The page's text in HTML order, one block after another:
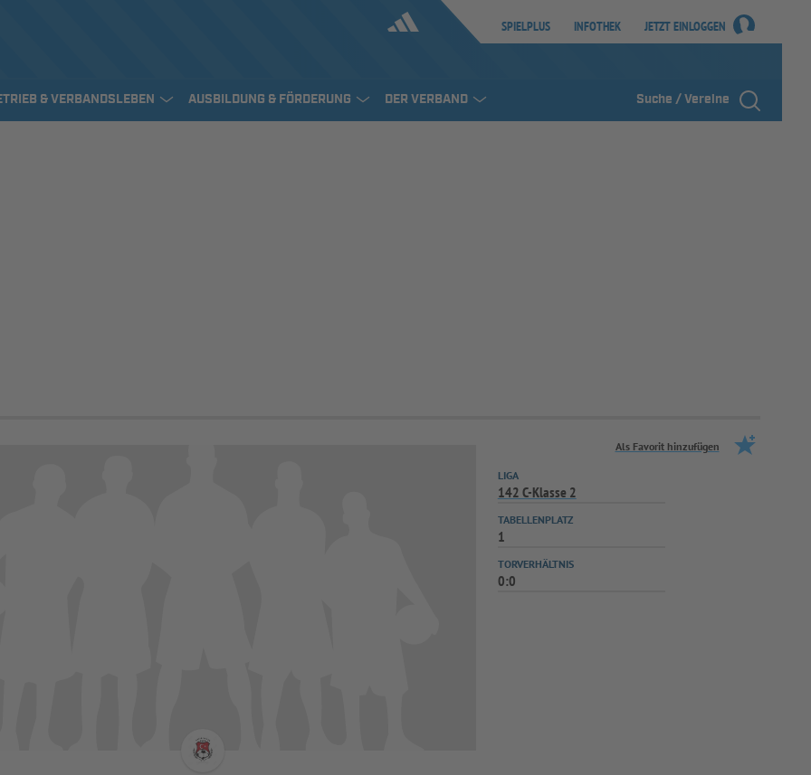
SPIELPLUS INFOTHEK JETZT EINLOGGEN
& VERBANDSLEBEN AUSBILDUNG & FÖRDERUNG DER VERBAND Suche / Vereine
Als Favorit hinzufügen
LIGA
142 C-Klasse 2
TABELLENPLATZ
1
TORVERHÄLTNIS
0:0